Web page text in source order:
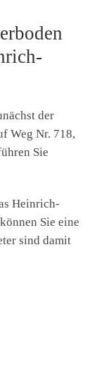
der
Weg Nr. 718,
Sie
Heinrich-
Sie eine
sind damit